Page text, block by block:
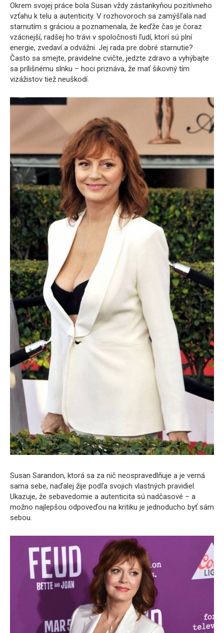
Okrem svojej práce bola Susan vždy zástankyňou pozitívneho
vzťahu k telu a autenticity. V rozhovoroch sa zamýšľala nad
starnutím s gráciou a poznamenala, že keďže čas je čoraz
vzácnejší, radšej ho trávi v spoločnosti ľudí, ktorí sú plní
energie, zvedaví a odvážni. Jej rada pre dobré starnutie?
Často sa smejte, pravidelne cvičte, jedzte zdravo a vyhýbajte
sa prílišnému slnku – hoci priznáva, že mať šikovný tím
vizážistov tiež neuškodí.
Susan Sarandon, ktorá sa za nič neospravedlňuje a je verná
sama sebe, naďalej žije podľa svojich vlastných pravidiel.
Ukazuje, že sebavedomie a autenticita sú nadčasové – a
možno najlepšou odpoveďou na kritiku je jednoducho byť sám
sebou.